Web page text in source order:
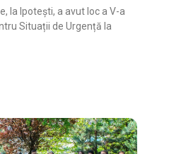
la Ipotești, a avut loc a V-a
Situații de Urgență la